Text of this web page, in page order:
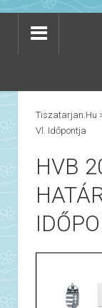
Tiszatarjan.hu
Vl. Időpontja
HVB